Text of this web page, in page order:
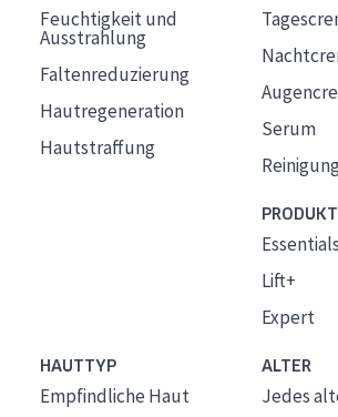
Feuchtigkeit und
Ausstrahlung
Faltenreduzierung
Hautregeneration
Hautstraffung
Serum
Essentials
Lift+
Expert
HAUTTYP
Empfindliche Haut
ALTER
Jedes